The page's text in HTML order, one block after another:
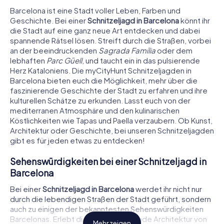
€ 15,99
€ 12,99
Schnitzeljagd
Barcelona - Eixample
3 Sprachen
3,5 h
€ 15,99
€ 12,99
Krimispiel
Barcelona - Eixample
6 Sprachen
2,5 h
€ 15,99
€ 12,99
Schnitzeljagd
Barcelona - Gràcia
3 Sprachen
3,0 h
€ 15,99
€ 12,99
Krimispiel
Barcelona - Gràcia
6 Sprachen
2,5 h
€ 15,99
€ 12,99
Krimispiel
Barcelona - Sarrià-Sant Gervasi
6 Sprachen
2,5 h
€ 15,99
€ 12,99
Schatzsuche
Barcelona - Sarrià-
6 Sprachen
3,0 h
€ 15,99
€ 12,99
Krimispiel
Barcelona - Sant Andreu
6 Sprachen
2,5 h
€ 15,99
€ 12,99
Schatzsuche
Barcelona - Sant
6 Sprachen
3,0 h
€ 15,99
€ 12,99
Krimispiel
Barcelona - Nou Barris
6 Sprachen
2,5 h
€ 15,99
€ 12,99
Schatzsuche
Barcelona - Nou Barris
6 Sprachen
3,0 h
€ 15,99
€ 12,99
Krimispiel
Barcelona - Horta-Guinardó
6 Sprachen
2,5 h
€ 15,99
€ 12,99
Schatzsuche
Barcelona - Horta-
6 Sprachen
3,0 h
€ 15,99
€ 12,99
Krimispiel
Barcelona - Sants-Montjuïc
6 Sprachen
2,5 h
€ 15,99
€ 12,99
Schatzsuche
Barcelona - Sants-
6 Sprachen
3,0 h
€ 15,99
€ 12,99
Krimispiel
Barcelona - Sant Martí
6 Sprachen
2,5 h
€ 15,99
€ 12,99
Schatzsuche
Barcelona - Sant Martí
6 Sprachen
3,0 h
Barcelona ist eine Stadt voller Leben, Farben und
Geschichte. Bei einerSchnitzeljagd in Barcelonakönnt ihr
die Stadt auf eine ganz neue Art entdecken und dabei
spannende Rätsel lösen. Streift durch die Straßen, vorbei
an der beeindruckenden Sagrada Famíliaoder dem
lebhaften Parc Güell, und taucht ein in das pulsierende
Herz Kataloniens. Die myCityHunt Schnitzeljagden in
Barcelona bieten euch die Möglichkeit, mehr über die
faszinierende Geschichte der Stadt zu erfahren und ihre
kulturellen Schätze zu erkunden. Lasst euch von der
mediterranen Atmosphäre und den kulinarischen
Köstlichkeiten wie Tapas und Paella verzaubern. Ob Kunst,
Architektur oder Geschichte, bei unseren Schnitzeljagden
gibt es für jeden etwas zu entdecken!
Sehenswürdigkeiten bei einer Schnitzeljagd in
Barcelona
Bei einerSchnitzeljagd in Barcelonawerdet ihr nicht nur
durch die lebendigen Straßen der Stadt geführt, sondern
auch zu einigen der bekanntesten Sehenswürdigkeiten
Barcelonas. Erlebt die atemberaubende Architektur von